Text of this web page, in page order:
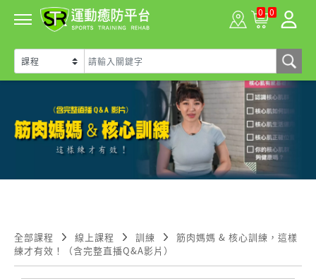
0 0
全部課程 線上課程 訓練
筋肉媽媽 & 核心訓練，這樣
練才有效！（含完整直播Q&A影片）